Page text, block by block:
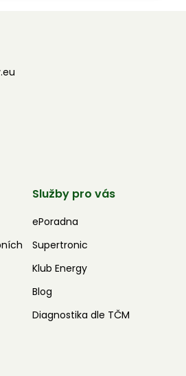
Služby pro vás
ePoradna
Supertronic
Klub Energy
Blog
Diagnostika dle TČM